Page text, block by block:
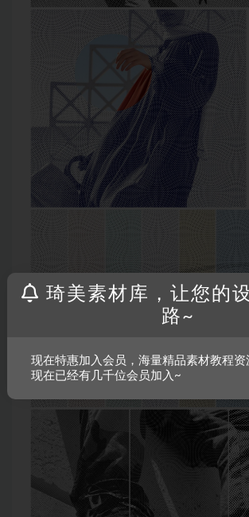
琦美素材库，让您的
路~
现在特惠加入会员，海量精品素材教程资
现在已经有几千位会员加入~